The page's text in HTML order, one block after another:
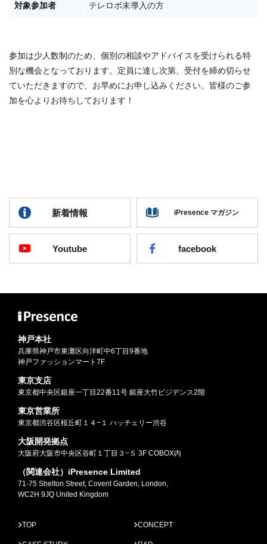
対象参加者 テレロボ未導入の方
参加は少人数制のため、個別の相談やアドバイスを受けられる特
別な機会となっております。定員に達し次第、受付を締め切らせ
ていただきますので、お早めにお申し込みください。皆様のご参
加を心よりお待ちしております！
新着情報 iPresence マガジン
Youtube facebook
神戸本社
兵庫県神戸市東灘区向洋町中6丁目9番地
神戸ファッションマート7F
東京支店
東京都中央区銀座一丁目22番11号 銀座大竹ビジデンス2階
東京営業所
東京都渋谷区桜丘町１４−１ ハッチェリー渋谷
大阪開発拠点
大阪府大阪市中央区谷町１丁目３−５ 3F COBOX内
（関連会社）iPresence Limited
71-75 Shelton Street, Covent Garden, London,
WC2H 9JQ United Kingdom
TOP CONCEPT